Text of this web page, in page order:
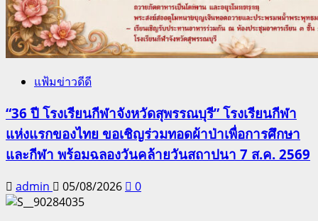
แฟ้มข่าวดีดี
“36 ปี โรงเรียนกีฬาจังหวัดสุพรรณบุรี” โรงเรียนกีฬา
แห่งแรกของไทย ขอเชิญร่วมทอดผ้าป่าเพื่อการศึกษา
และกีฬา พร้อมฉลองวันคล้ายวันสถาปนา 7 ส.ค. 2569
admin 05/08/2026 0